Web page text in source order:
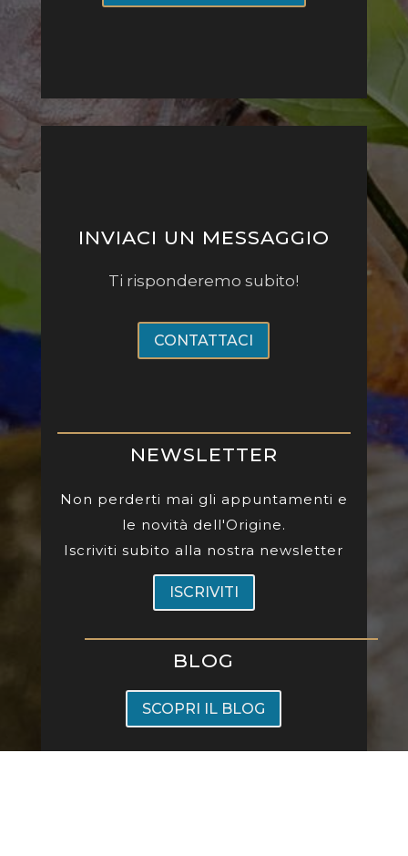
INVIACI UN MESSAGGIO
Ti risponderemo subito!
CONTATTACI
NEWSLETTER
Non perderti mai gli appuntamenti e
le novità dell'Origine.
Iscriviti subito alla nostra newsletter
ISCRIVITI
BLOG
SCOPRI IL BLOG